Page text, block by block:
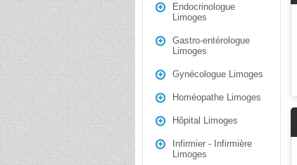
Endocrinologue
Limoges
Gastro-entérologue
Limoges
Gynécologue Limoges
Homéopathe Limoges
Hôpital Limoges
Infirmier - Infirmière
Limoges